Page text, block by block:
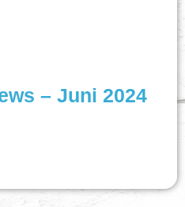
– Juni 2024